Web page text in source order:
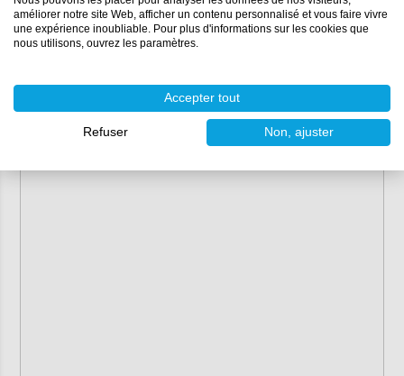
Dimensions :13 x 9 x 1 cm (lxlxh)
Vous aurez besoin d'environ 53 grammes d'époxy pour ce
améliorer notre site Web, afficher un contenu personnalisé et vous faire vivre
une expérience inoubliable. Pour plus d'informations sur les cookies que
nous utilisons, ouvrez les paramètres.
Accepter tout
Refuser Non, ajuster